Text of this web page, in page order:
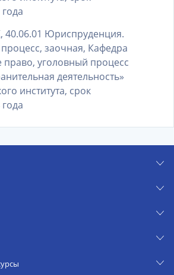
Юриспруденция.
заочная, Кафедра
право, уголовный процесс
деятельность»
института, срок